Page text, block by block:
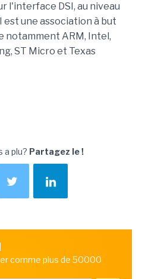
l'interface DSI, au niveau
est une association à but
notamment ARM, Intel,
ST Micro et Texas
a plu? Partagez le !
comme plus de 50000